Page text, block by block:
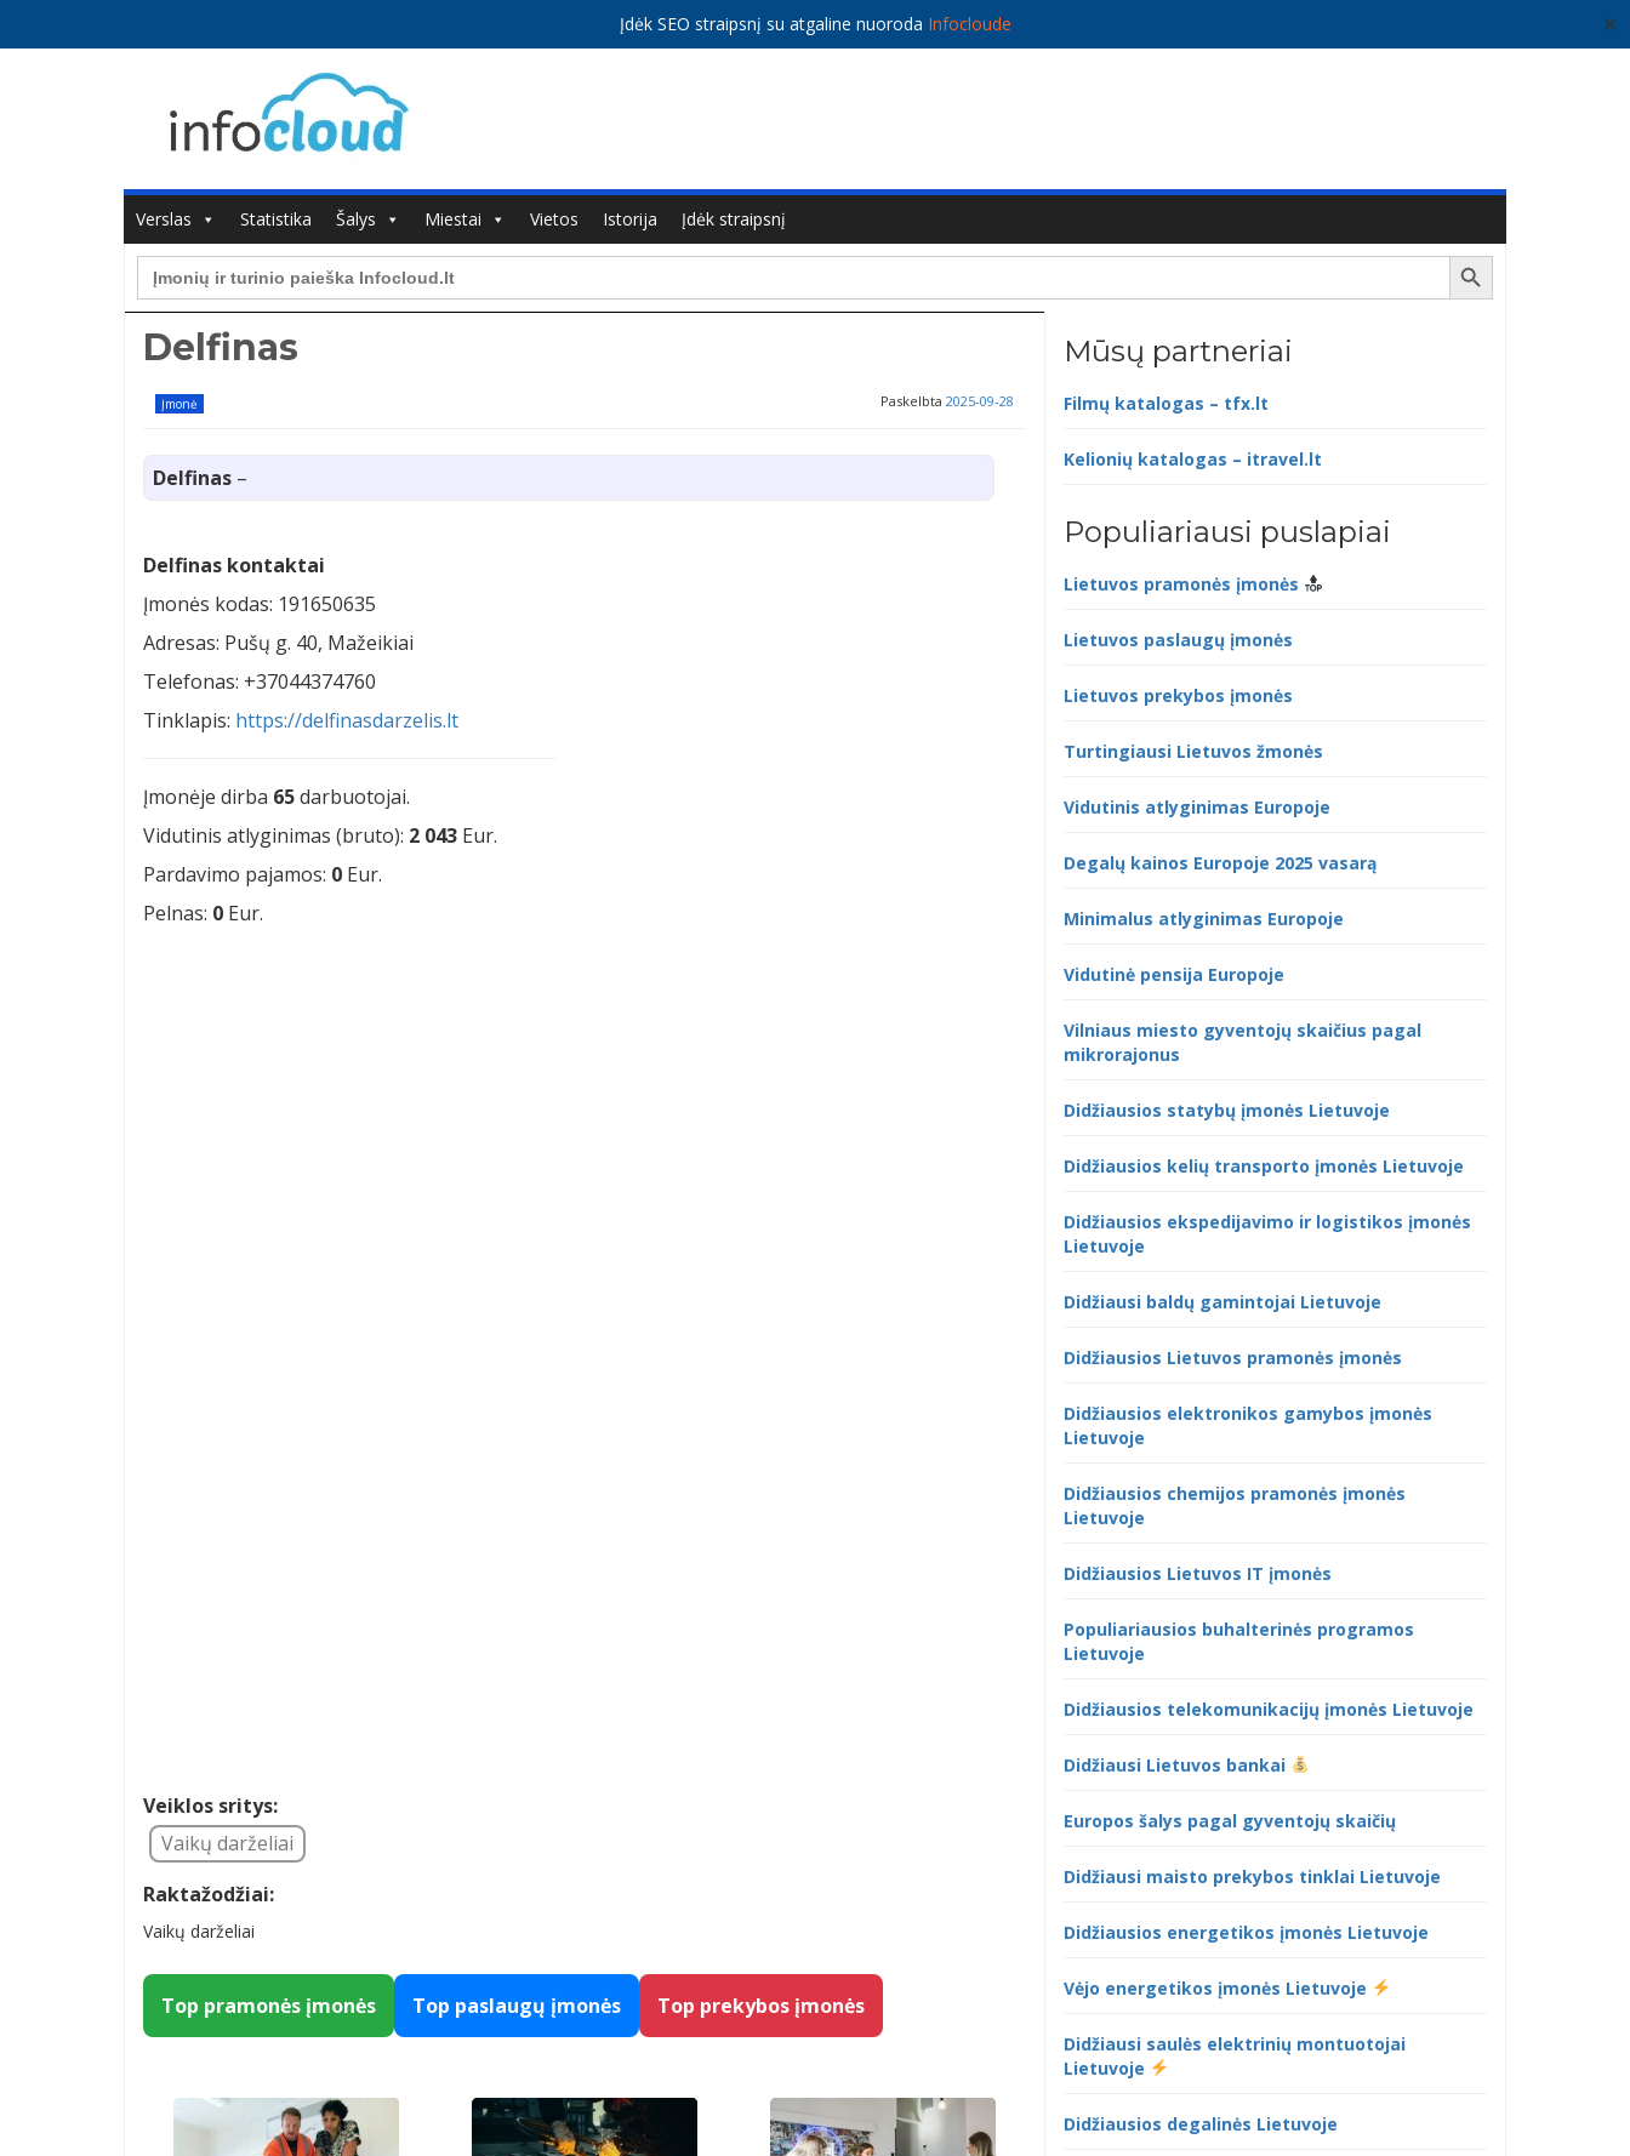
Įdėk SEO straipsnį su atgaline nuoroda Infocloude ✕
Verslas Statistika Šalys Miestai Vietos Istorija
Įdėk straipsnį
Search
for:
Search Button
Delfinas
Įmonė Paskelbta 2025-09-28
Delfinas –
Delfinas kontaktai
Įmonės kodas: 191650635
Adresas: Pušų g. 40, Mažeikiai
Telefonas: +37044374760
Tinklapis: https://delfinasdarzelis.lt
Įmonėje dirba 65darbuotojai.
Vidutinis atlyginimas (bruto): 2 043 Eur.
Pardavimo pajamos: 0 Eur.
Pelnas: 0 Eur.
Veiklos sritys:
Vaikų darželiai
Raktažodžiai:
Vaikų darželiai
Top pramonės įmonės Top paslaugų įmonės Top prekybos įmonės
Mūsų partneriai
Filmų katalogas – tfx.lt
Kelionių katalogas – itravel.lt
Populiariausi puslapiai
Lietuvos pramonės įmonės
Lietuvos paslaugų įmonės
Lietuvos prekybos įmonės
Turtingiausi Lietuvos žmonės
Vidutinis atlyginimas Europoje
Degalų kainos Europoje 2025 vasarą
Minimalus atlyginimas Europoje
Vidutinė pensija Europoje
Vilniaus miesto gyventojų skaičius pagal
mikrorajonus
Didžiausios statybų įmonės Lietuvoje
Didžiausios kelių transporto įmonės Lietuvoje
Didžiausios ekspedijavimo ir logistikos įmonės
Lietuvoje
Didžiausi baldų gamintojai Lietuvoje
Didžiausios Lietuvos pramonės įmonės
Didžiausios elektronikos gamybos įmonės
Lietuvoje
Didžiausios chemijos pramonės įmonės
Lietuvoje
Didžiausios Lietuvos IT įmonės
Populiariausios buhalterinės programos
Lietuvoje
Didžiausios telekomunikacijų įmonės Lietuvoje
Didžiausi Lietuvos bankai
Europos šalys pagal gyventojų skaičių
Didžiausi maisto prekybos tinklai Lietuvoje
Didžiausios energetikos įmonės Lietuvoje
Vėjo energetikos įmonės Lietuvoje
Didžiausi saulės elektrinių montuotojai
Lietuvoje
Didžiausios degalinės Lietuvoje